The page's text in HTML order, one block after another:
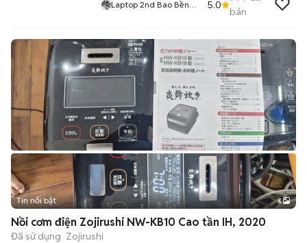
Laptop 2nd Bao Bền
5.0
bán
+2
Tin nổi bật 6
Nồi cơm điện Zojirushi NW-KB10 Cao tần IH, 2020
Đã sử dụng Zojirushi